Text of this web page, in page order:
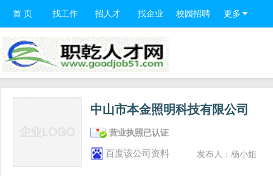
首 页 找工作 招人才 找企业 校园招聘 更多
中山市本金照明科技有限公司
营业执照已认证
百度该公司资料 发布人：杨小姐